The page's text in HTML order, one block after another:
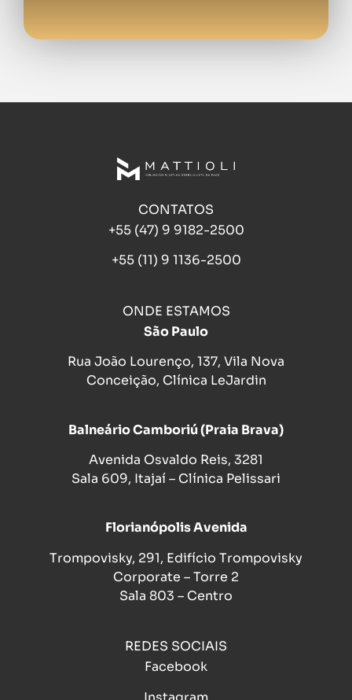
CONTATOS
+55 (47) 9 9182-2500
+55 (11) 9 1136-2500
ONDE ESTAMOS
São Paulo
Rua João Lourenço, 137, Vila Nova
Conceição, Clínica LeJardin
Balneário Camboriú (Praia Brava)
Avenida Osvaldo Reis, 3281
Sala 609, Itajaí – Clínica Pelissari
Florianópolis Avenida
Trompovisky, 291, Edifício Trompovisky
Corporate – Torre 2
Sala 803 – Centro
REDES SOCIAIS
Facebook